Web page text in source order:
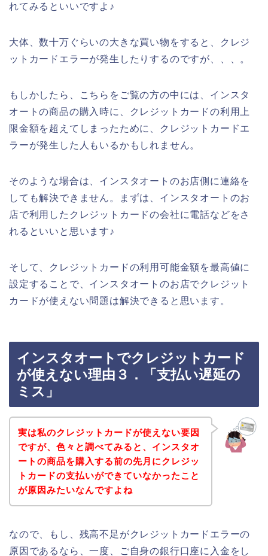
れてみるといいですよ♪
大体、数十万ぐらいの大きな買い物をすると、クレジ
ットカードエラーが発生したりするのですが、、、。
もしかしたら、こちらをご覧の方の中には、インスタ
オートの商品の購入時に、クレジットカードの利用上
限金額を超えてしまったために、クレジットカードエ
ラーが発生した人もいるかもしれません。
そのような場合は、インスタオートのお店側に連絡を
しても解決できません。まずは、インスタオートのお
店で利用したクレジットカードの会社に電話などをさ
れるといいと思います♪
そして、クレジットカードの利用可能金額を最高値に
設定することで、インスタオートのお店でクレジット
カードが使えない問題は解決できると思います。
インスタオートでクレジットカード
が使えない理由３．「支払い遅延の
ミス」
実は私のクレジットカードが使えない要因
ですが、色々と調べてみると、インスタオ
ートの商品を購入する前の先月にクレジッ
トカードの支払いができていなかったこと
が原因みたいなんですよね
なので、もし、残高不足がクレジットカードエラーの
原因であるなら、一度、ご自身の銀行口座に入金をし